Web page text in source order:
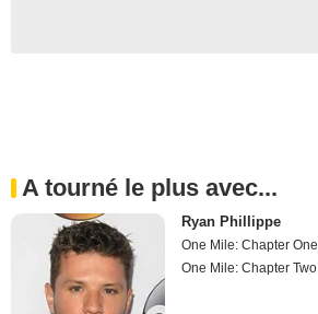
A tourné le plus avec...
Ryan Phillippe
One Mile: Chapter One
One Mile: Chapter Two